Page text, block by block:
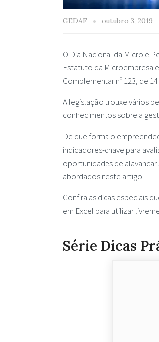
GEDAF outubro 3, 2019
O Dia Nacional da Micro e
Estatuto da Microempresa
Complementar nº 123, de
A legislação trouxe vários
conhecimentos sobre a
De que forma o
indicadores-chave para
oportunidades de
abordados neste artigo.
Confira as dicas especiais
em Excel para utilizar
Série Dicas